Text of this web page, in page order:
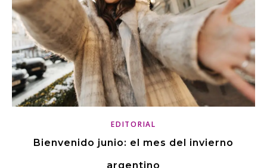
EDITORIAL
Bienvenido junio: el mes del invierno
argentino